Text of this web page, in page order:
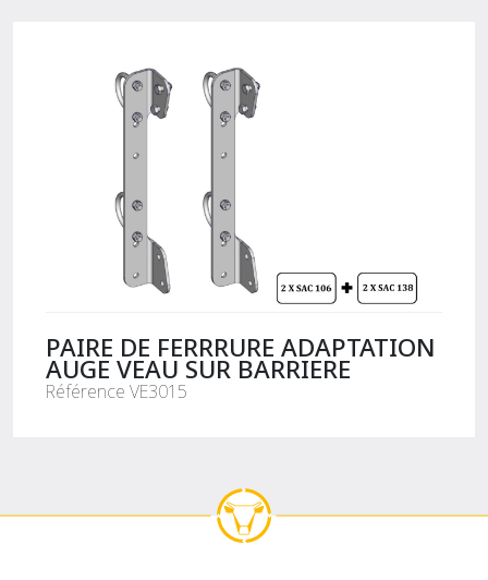
PAIRE DE FERRRURE ADAPTATION
AUGE VEAU SUR BARRIERE
Référence VE3015